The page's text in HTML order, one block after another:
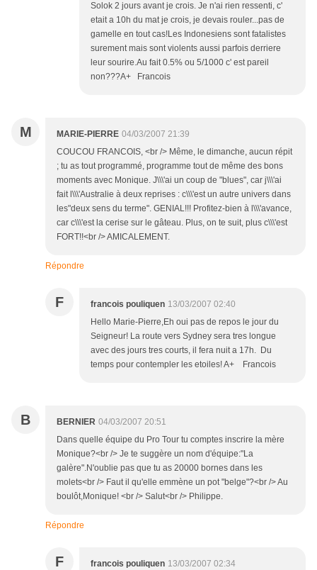
Solok 2 jours avant je crois. Je n'ai rien ressenti, c'
etait a 10h du mat je crois, je devais rouler...pas de
gamelle en tout cas!Les Indonesiens sont fatalistes
surement mais sont violents aussi parfois derriere
leur sourire.Au fait 0.5% ou 5/1000 c' est pareil
non???A+ Francois
M MARIE-PIERRE 04/03/2007 21:39
COUCOU FRANCOIS, <br /> Même, le dimanche, aucun répit
; tu as tout programmé, programme tout de même des bons
moments avec Monique. J\\\'ai un coup de "blues", car j\\\'ai
fait l\\\'Australie à deux reprises : c\\\'est un autre univers dans
les"deux sens du terme". GENIAL!!! Profitez-bien à l\\\'avance,
car c\\\'est la cerise sur le gâteau. Plus, on te suit, plus c\\\'est
FORT!!<br /> AMICALEMENT.
Répondre
F francois pouliquen 13/03/2007 02:40
Hello Marie-Pierre,Eh oui pas de repos le jour du
Seigneur! La route vers Sydney sera tres longue
avec des jours tres courts, il fera nuit a 17h. Du
temps pour contempler les etoiles! A+ Francois
B BERNIER 04/03/2007 20:51
Dans quelle équipe du Pro Tour tu comptes inscrire la mère
Monique?<br /> Je te suggère un nom d'équipe:"La
galère".N'oublie pas que tu as 20000 bornes dans les
molets<br /> Faut il qu'elle emmène un pot "belge"?<br /> Au
boulôt,Monique! <br /> Salut<br /> Philippe.
Répondre
F francois pouliquen 13/03/2007 02:34